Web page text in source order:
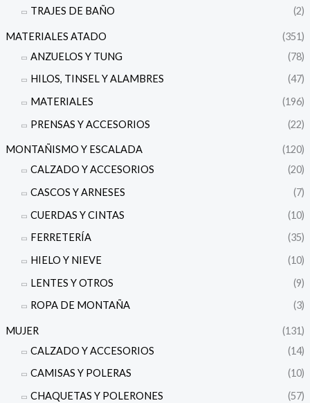
TRAJES DE BAÑO (2)
MATERIALES ATADO
(351)
ANZUELOS Y TUNG
(78)
HILOS, TINSEL Y ALAMBRES
(47)
MATERIALES
(196)
PRENSAS Y ACCESORIOS
(22)
MONTAÑISMO Y ESCALADA
(120)
CALZADO Y ACCESORIOS
(20)
CASCOS Y ARNESES
(7)
CUERDAS Y CINTAS
(10)
FERRETERÍA
(35)
HIELO Y NIEVE
(10)
LENTES Y OTROS
(9)
ROPA DE MONTAÑA
(3)
MUJER
(131)
CALZADO Y ACCESORIOS
(14)
CAMISAS Y POLERAS
(10)
CHAQUETAS Y POLERONES
(57)